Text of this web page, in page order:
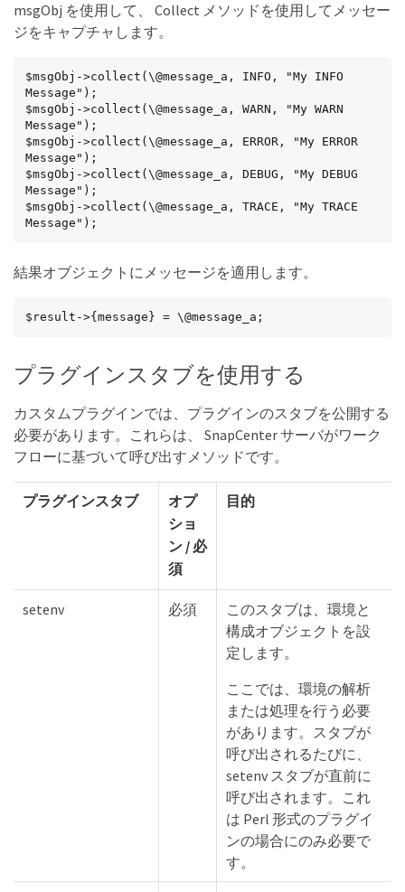
msgObj を使用して、 Collect メソッドを使用してメッセー
ジをキャプチャします。
$msgObj->collect(\@message_a, INFO, "My INFO
Message");
$msgObj->collect(\@message_a, WARN, "My WARN
Message");
$msgObj->collect(\@message_a, ERROR, "My ERROR
Message");
$msgObj->collect(\@message_a, DEBUG, "My DEBUG
Message");
$msgObj->collect(\@message_a, TRACE, "My TRACE
Message");
結果オブジェクトにメッセージを適用します。
$result->{message} = \@message_a;
プラグインスタブを使用する
カスタムプラグインでは、プラグインのスタブを公開する
必要があります。これらは、 SnapCenter サーバがワーク
フローに基づいて呼び出すメソッドです。
プラグインスタブ
オプ
ショ
ン / 必
須
目的
setenv 必須
このスタブは、環境と
構成オブジェクトを設
定します。
ここでは、環境の解析
または処理を行う必要
があります。スタブが
呼び出されるたびに、
setenv スタブが直前に
呼び出されます。これ
は Perl 形式のプラグイ
ンの場合にのみ必要で
す。